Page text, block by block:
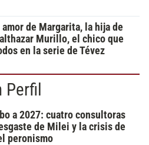
de Margarita, la hija de
Murillo, el chico que
en la serie de Tévez
a 2027: cuatro consultoras
de Milei y la crisis de
peronismo